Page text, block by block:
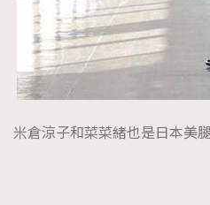
米倉涼子和菜菜緒也是日本美